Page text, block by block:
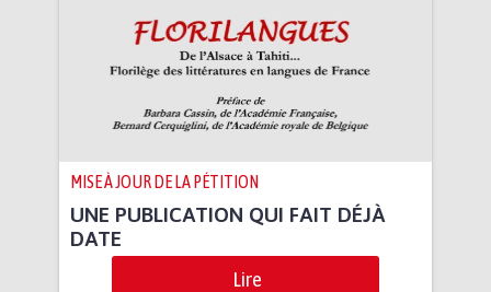
MISE À JOUR DE LA PÉTITION
UNE PUBLICATION QUI FAIT DÉJÀ
DATE
Lire